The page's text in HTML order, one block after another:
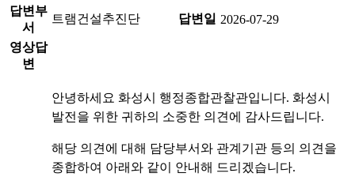
답변부
서
트램건설추진단 답변일 2026-07-29
영상답
변
안녕하세요 화성시 행정종합관찰관입니다. 화성시
발전을 위한 귀하의 소중한 의견에 감사드립니다.
해당 의견에 대해 담당부서와 관계기관 등의 의견을
종합하여 아래와 같이 안내해 드리겠습니다.